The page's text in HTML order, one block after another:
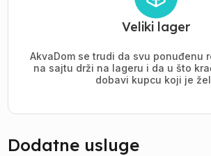
Veliki lager
AkvaDom se trudi da svu ponuđenu
na sajtu drži na lageru i da u što
dobavi kupcu koji je
Dodatne usluge